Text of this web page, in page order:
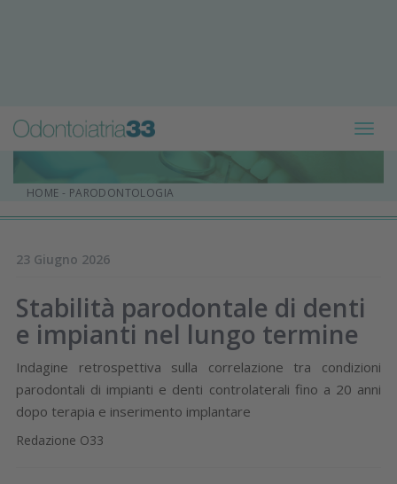
HOME - PARODONTOLOGIA
23 Giugno 2026
Stabilità parodontale di denti
e impianti nel lungo termine
Indagine retrospettiva sulla correlazione tra condizioni
parodontali di impianti e denti controlaterali fino a 20 anni
dopo terapia e inserimento implantare
Redazione O33